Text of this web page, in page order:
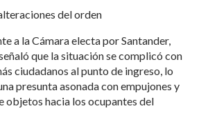
del orden
a la Cámara electa por Santander,
que la situación se complicó con
ciudadanos al punto de ingreso, lo
presunta asonada con empujones y
objetos hacia los ocupantes del